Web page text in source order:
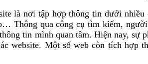
là nơi tập hợp thông tin dưới nhiều
Thông qua công cụ tìm kiếm,
tin mình quan tâm. Hiện nay, sự
website. Một số web còn tích hợp